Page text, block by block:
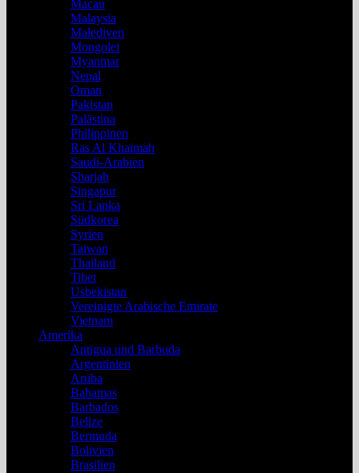
Macau
Malaysia
Malediven
Mongolei
Myanmar
Nepal
Oman
Pakistan
Palästina
Philippinen
Ras Al Khaimah
Saudi-Arabien
Sharjah
Singapur
Sri Lanka
Südkorea
Syrien
Taiwan
Thailand
Tibet
Usbekistan
Vereinigte Arabische Emirate
Vietnam
Amerika
Antigua und Barbuda
Argentinien
Aruba
Bahamas
Barbados
Belize
Bermuda
Bolivien
Brasilien